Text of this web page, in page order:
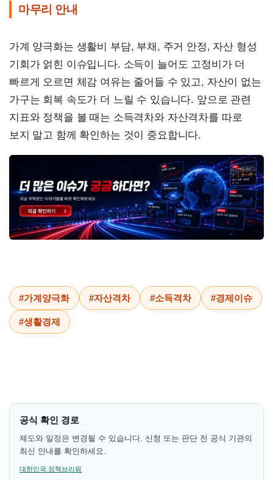
마무리 안내
가계 양극화는 생활비 부담, 부채, 주거 안정, 자산 형성
기회가 얽힌 이슈입니다. 소득이 늘어도 고정비가 더
빠르게 오르면 체감 여유는 줄어들 수 있고, 자산이 없는
가구는 회복 속도가 더 느릴 수 있습니다. 앞으로 관련
지표와 정책을 볼 때는 소득격차와 자산격차를 따로
보지 말고 함께 확인하는 것이 중요합니다.
#가계양극화 #자산격차 #소득격차 #경제이슈
#생활경제
공식 확인 경로
제도와 일정은 변경될 수 있습니다. 신청 또는 판단 전 공식 기관의
최신 안내를 확인하세요.
대한민국 정책브리핑